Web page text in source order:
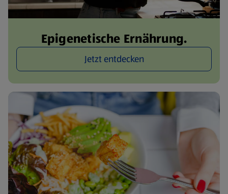
Epigenetische Ernährung.
Jetzt entdecken